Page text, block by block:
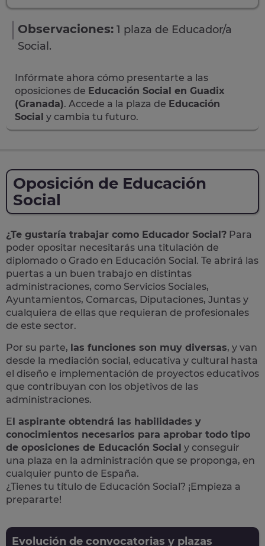
Observaciones: 1 plaza de Educador/a
Social.
Infórmate ahora cómo presentarte a las
oposiciones de Educación Social en Guadix
(Granada). Accede a la plaza de Educación
Social y cambia tu futuro.
Oposición de Educación
Social
¿Te gustaría trabajar como Educador Social? Para
poder opositar necesitarás una titulación de
diplomado o Grado en Educación Social. Te abrirá las
puertas a un buen trabajo en distintas
administraciones, como Servicios Sociales,
Ayuntamientos, Comarcas, Diputaciones, Juntas y
cualquiera de ellas que requieran de profesionales
de este sector.
Por su parte, las funciones son muy diversas, y van
desde la mediación social, educativa y cultural hasta
el diseño e implementación de proyectos educativos
que contribuyan con los objetivos de las
administraciones.
El aspirante obtendrá las habilidades y
conocimientos necesarios para aprobar todo tipo
de oposiciones de Educación Social y conseguir
una plaza en la administración que se proponga, en
cualquier punto de España.
¿Tienes tu título de Educación Social? ¡Empieza a
prepararte!
Evolución de convocatorias y plazas